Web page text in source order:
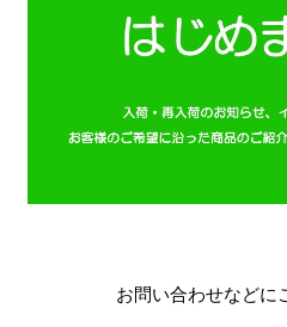
お問い合わせなどに